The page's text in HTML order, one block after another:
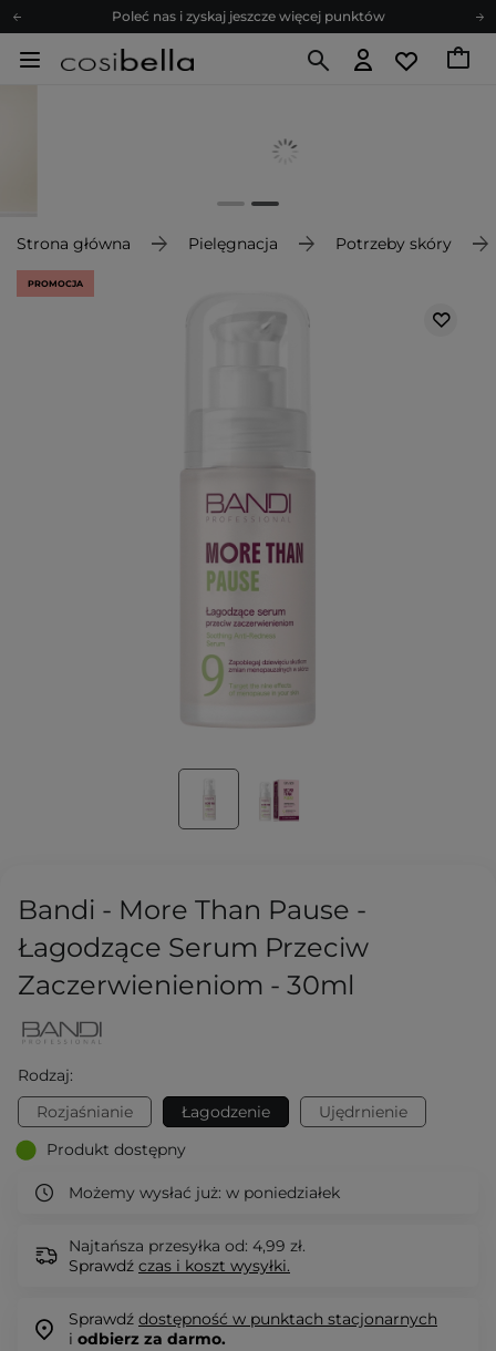
Poleć nas i zyskaj jeszcze więcej punktów
Zapisz się na newsletter pełen porad
Poleć nas i zyskaj jeszcze więcej punktów
Strona główna Pielęgnacja Potrzeby skóry
PROMOCJA
Bandi - More Than Pause -
Łagodzące Serum Przeciw
Zaczerwienieniom - 30ml
Rodzaj:
Rozjaśnianie
Łagodzenie
Ujędrnienie
Produkt dostępny
Możemy wysłać już: w poniedziałek
Najtańsza przesyłka od: 4,99 zł.
Sprawdź czas i koszt wysyłki.
Sprawdź dostępność w punktach stacjonarnych
i odbierz za darmo.